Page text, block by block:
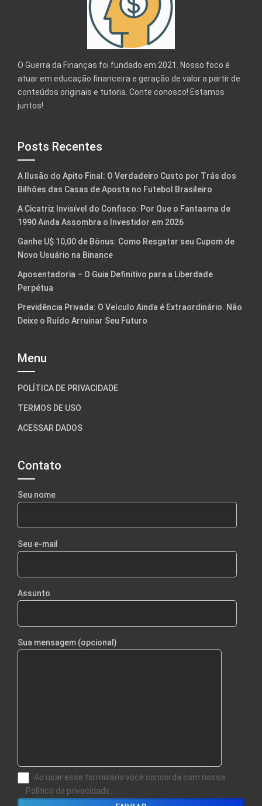
O Guerra da Finanças foi fundado em 2021. Nosso foco é
atuar em educação financeira e geração de valor a partir de
conteúdos originais e tutoria. Conte conosco! Estamos
juntos!
Posts Recentes
A Ilusão do Apito Final: O Verdadeiro Custo por Trás dos
Bilhões das Casas de Aposta no Futebol Brasileiro
A Cicatriz Invisível do Confisco: Por Que o Fantasma de
1990 Ainda Assombra o Investidor em 2026
Ganhe U$ 10,00 de Bônus: Como Resgatar seu Cupom de
Novo Usuário na Binance
Aposentadoria – O Guia Definitivo para a Liberdade
Perpétua
Previdência Privada: O Veículo Ainda é Extraordinário. Não
Deixe o Ruído Arruinar Seu Futuro
Menu
POLÍTICA DE PRIVACIDADE
TERMOS DE USO
ACESSAR DADOS
Contato
Seu nome
Seu e-mail
Assunto
Sua mensagem (opcional)
Ao usar esse formulário você concorda com nossa
Política de privacidade.